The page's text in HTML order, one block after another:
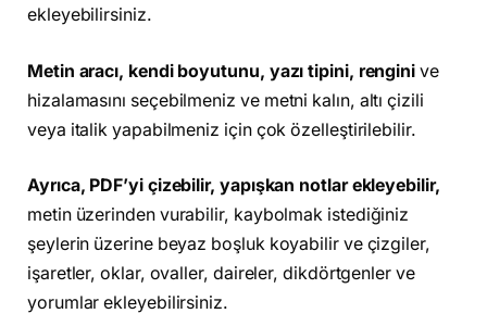
ekleyebilirsiniz.
Metin aracı, kendi boyutunu, yazı tipini, rengini ve
hizalamasını seçebilmeniz ve metni kalın, altı çizili
veya italik yapabilmeniz için çok özelleştirilebilir.
Ayrıca, PDF’yi çizebilir, yapışkan notlar ekleyebilir,
metin üzerinden vurabilir, kaybolmak istediğiniz
şeylerin üzerine beyaz boşluk koyabilir ve çizgiler,
işaretler, oklar, ovaller, daireler, dikdörtgenler ve
yorumlar ekleyebilirsiniz.